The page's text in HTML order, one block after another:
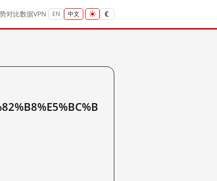
对比数据VPN EN 中文